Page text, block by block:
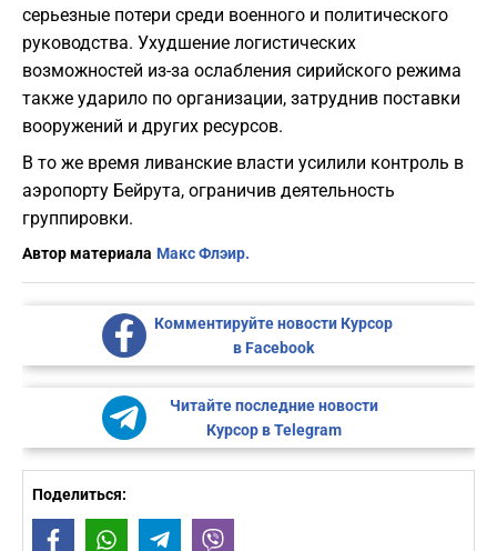
серьезные потери среди военного и политического
руководства. Ухудшение логистических
возможностей из-за ослабления сирийского режима
также ударило по организации, затруднив поставки
вооружений и других ресурсов.
В то же время ливанские власти усилили контроль в
аэропорту Бейрута, ограничив деятельность
группировки.
Автор материала Макс Флэир.
Комментируйте новости Курсор
в Facebook
Читайте последние новости
Курсор в Telegram
Поделиться:
FacebookWhatsAppTelegram